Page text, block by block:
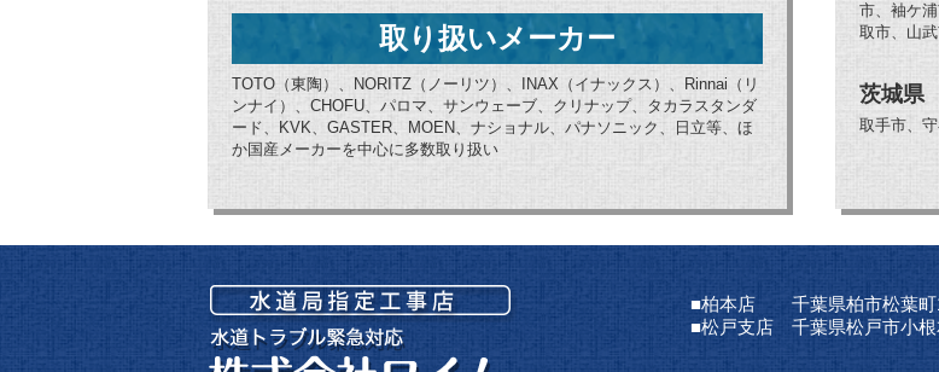
取り扱いメーカー
TOTO（東陶）、NORITZ（ノーリツ）、INAX（イナックス）、Rinnai（リ
ンナイ）、CHOFU、パロマ、サンウェーブ、クリナップ、タカラスタンダ
ード、KVK、GASTER、MOEN、ナショナル、パナソニック、日立等、ほ
か国産メーカーを中心に多数取り扱い
市、袖ケ
取市、山
茨城県
取手市、
■柏本店 千葉県柏市松葉町
■松戸支店 千葉県松戸市小根